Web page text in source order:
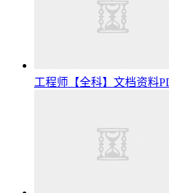
工程师【全科】文档资料